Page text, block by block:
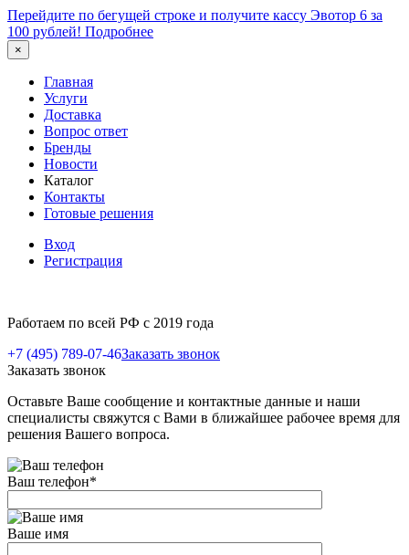
Перейдите по бегущей строке и получите кассу Эвотор 6 за
100 рублей! Подробнее
×
Главная
Услуги
Доставка
Вопрос ответ
Бренды
Новости
Каталог
Контакты
Готовые решения
Вход
Регистрация
Работаем по всей РФ с 2019 года
+7 (495) 789-07-46Заказать звонок
Заказать звонок
Оставьте Ваше сообщение и контактные данные и наши
специалисты свяжутся с Вами в ближайшее рабочее время для
решения Вашего вопроса.
Ваш телефон*
Ваше имя